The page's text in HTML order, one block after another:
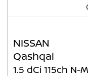
NISSAN
Qashqai
1.5 dCi 115ch N-